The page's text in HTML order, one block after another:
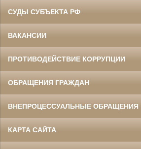
СУДЫ СУБЪЕКТА РФ
ВАКАНСИИ
ПРОТИВОДЕЙСТВИЕ КОРРУПЦИИ
ОБРАЩЕНИЯ ГРАЖДАН
ВНЕПРОЦЕССУАЛЬНЫЕ ОБРАЩЕНИЯ
КАРТА САЙТА